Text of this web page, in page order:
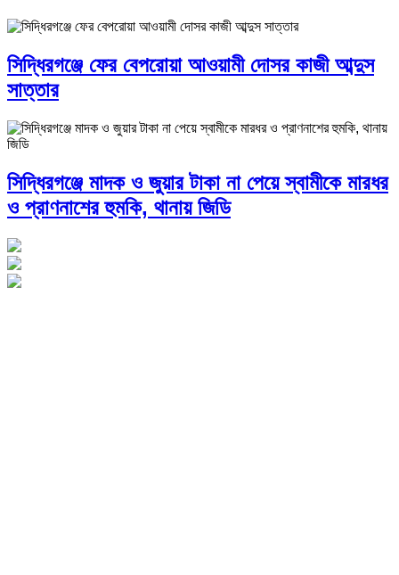
সিদ্ধিরগঞ্জে ফের বেপরোয়া আওয়ামী দোসর কাজী আব্দুস
সাত্তার
সিদ্ধিরগঞ্জে মাদক ও জুয়ার টাকা না পেয়ে স্বামীকে মারধর
ও প্রাণনাশের হুমকি, থানায় জিডি